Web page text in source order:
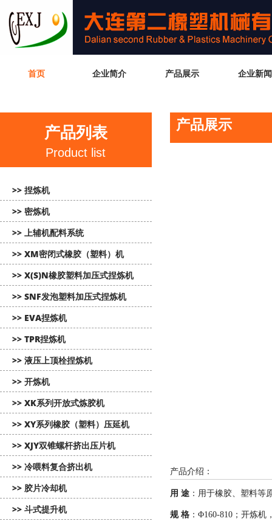
首页 企业简介 产品展示 企业新闻
产品列表
Product list
>> 捏炼机
>> 密炼机
>> 上辅机配料系统
>> XM密闭式橡胶（塑料）机
>> X(S)N橡胶塑料加压式捏炼机
>> SNF发泡塑料加压式捏炼机
>> EVA捏炼机
>> TPR捏炼机
>> 液压上顶栓捏炼机
>> 开炼机
>> XK系列开放式炼胶机
>> XY系列橡胶（塑料）压延机
>> XJY双锥螺杆挤出压片机
>> 冷喂料复合挤出机
>> 胶片冷却机
>> 斗式提升机
产品展示
产品介绍：
用 途 ：用于橡胶、塑料等
规 格 ：Φ160-810；开炼